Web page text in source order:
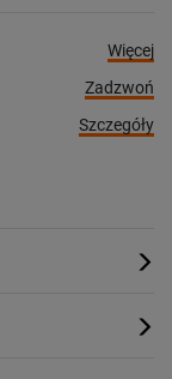
Więcej
Zadzwoń
Szczegóły